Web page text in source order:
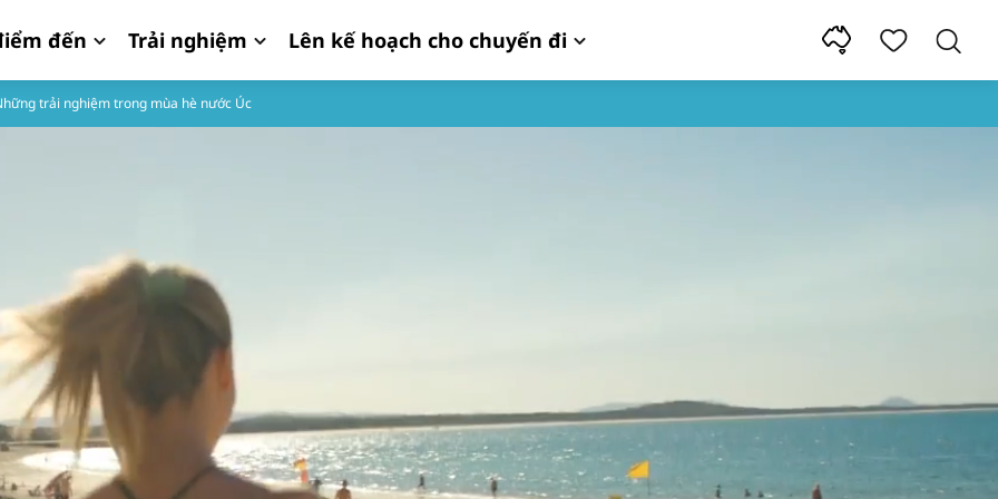
đến Trải nghiệm Lên kế hoạch cho chuyến đi
trải nghiệm trong mùa hè nước Úc